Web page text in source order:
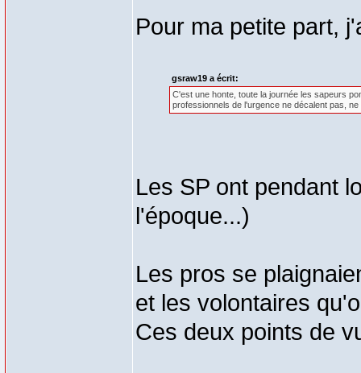
Pour ma petite part,
gsraw19 a écrit:
C'est une honte, toute la journée les sapeurs
professionnels de l'urgence ne décalent pas, ne
Les SP ont pendant
l'époque...)
Les pros se
et les volontaires
Ces deux points de